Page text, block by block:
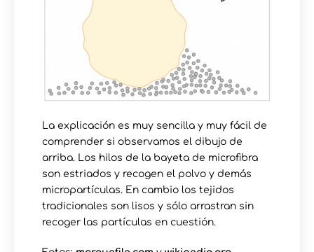
La explicación es muy sencilla y muy fácil de
comprender si observamos el dibujo de
arriba. Los hilos de la bayeta de microfibra
son estriados y recogen el polvo y demás
micropartículas. En cambio los tejidos
tradicionales son lisos y sólo arrastran sin
recoger las partículas en cuestión.